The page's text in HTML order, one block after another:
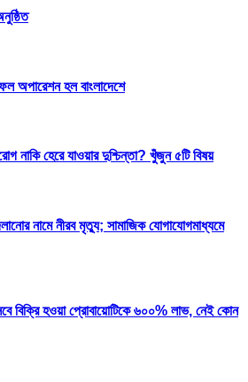
অপারেশন হল বাংলাদেশে
নাকি হেরে যাওয়ার দুশ্চিন্তা? খুঁজুন ৫টি বিষয়
নামে নীরব মৃত্যু; সামাজিক যোগাযোগমাধ্যমে
বিক্রি হওয়া প্রোবায়োটিকে ৬০০% লাভ, নেই কোন